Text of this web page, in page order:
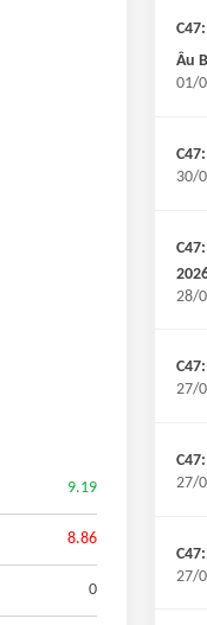
9.19
8.86
0
Âu
01/
30/
28/
27/
27/
27/